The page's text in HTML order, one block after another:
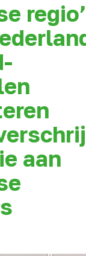
aan